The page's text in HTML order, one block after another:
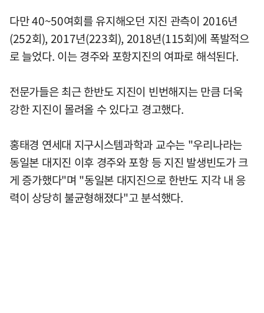
다만 40~50여회를 유지해오던 지진 관측이 2016년
(252회), 2017년(223회), 2018년(115회)에 폭발적으
로 늘었다. 이는 경주와 포항지진의 여파로 해석된다.
전문가들은 최근 한반도 지진이 빈번해지는 만큼 더욱
강한 지진이 몰려올 수 있다고 경고했다.
홍태경 연세대 지구시스템과학과 교수는 "우리나라는
동일본 대지진 이후 경주와 포항 등 지진 발생빈도가 크
게 증가했다"며 "동일본 대지진으로 한반도 지각 내 응
력이 상당히 불균형해졌다"고 분석했다.